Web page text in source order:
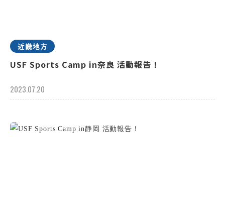
近畿地方
USF Sports Camp in奈良 活動報告！
2023.07.20